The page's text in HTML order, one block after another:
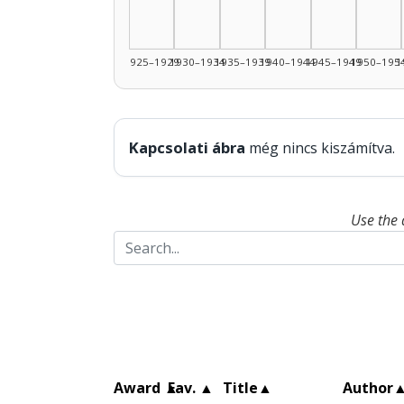
1925–19291930–19341935–19391940–19441945–1949
Kapcsolati ábra még nincs kiszámítva.
Use the
Award ▲
Fav. ▲ Title▲ Author▲